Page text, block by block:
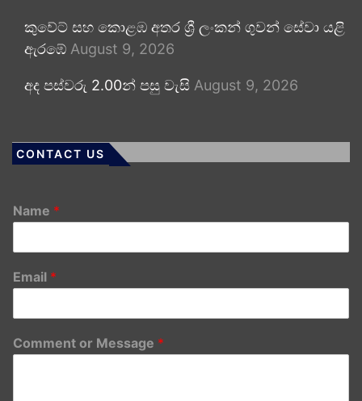
කුවේට් සහ කොළඹ අතර ශ්‍රී ලංකන් ගුවන් සේවා යළි
ඇරඹේ August 9, 2026
අද පස්වරු 2.00න් පසු වැසි August 9, 2026
CONTACT US
Name *
Email *
Comment or Message *